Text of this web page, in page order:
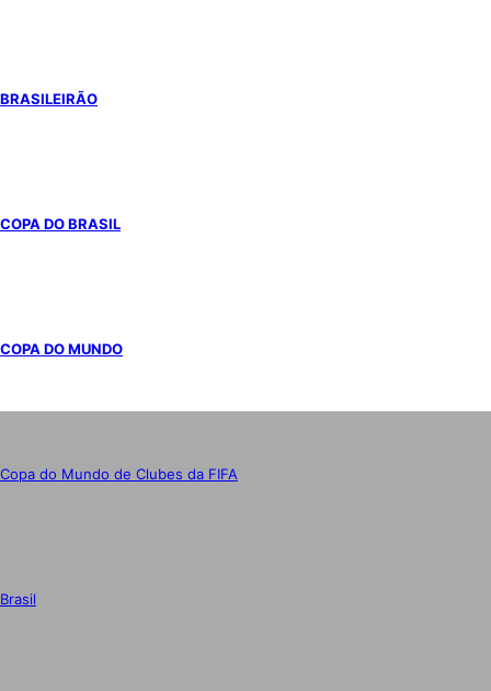
BRASILEIRÃO
COPA DO BRASIL
COPA DO MUNDO
Copa do Mundo de Clubes da FIFA
Brasil